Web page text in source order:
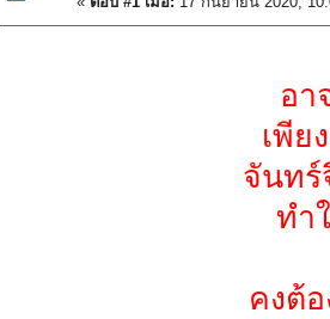
อา
เพีย
จันทร์
ทำ
คงต้